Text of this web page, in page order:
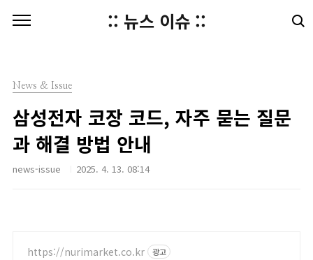
:: 뉴스 이슈 ::
News & Issue
삼성전자 코장 코드, 자주 묻는 질문
과 해결 방법 안내
news-issue 2025. 4. 13. 08:14
https://nurimarket.co.kr 광고